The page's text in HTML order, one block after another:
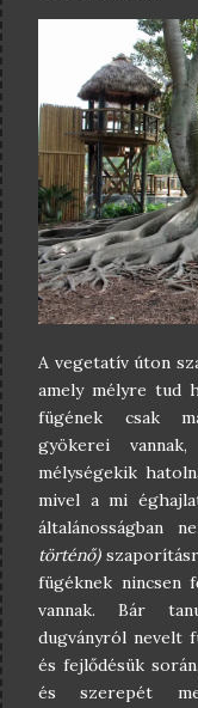
A vegetatív úton
amely mélyre tud
fügének csak
gyökerei
mélységekik
mivel a mi
általánosságban
történő)
fügéknek nincsen
vannak. Bár
dugványról nevelt
és fejlődésük
és szerepét